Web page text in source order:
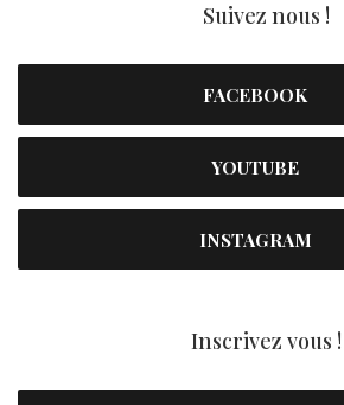
Suivez nous !
FACEBOOK
YOUTUBE
INSTAGRAM
Inscrivez vous !